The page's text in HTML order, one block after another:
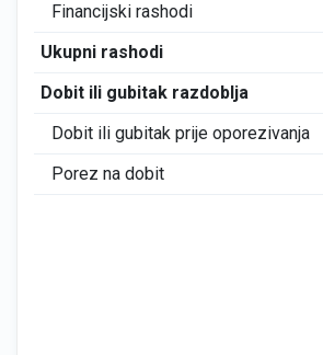
Financijski rashodi
Ukupni rashodi
Dobit ili gubitak razdoblja
Dobit ili gubitak prije oporezivanja
Porez na dobit